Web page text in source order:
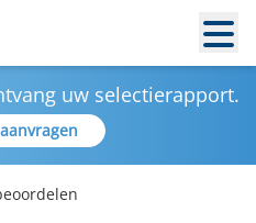
uw selectierapport.